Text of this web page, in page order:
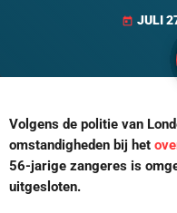
today JULI
Volgens de politie van
omstandigheden bij het
56-jarige zangeres is
uitgesloten.